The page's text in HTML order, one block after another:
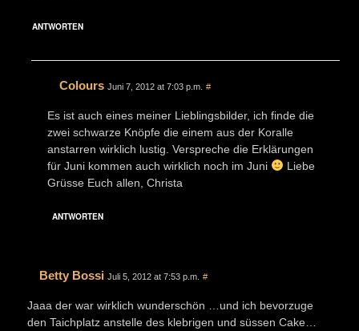
ANTWORTEN
Colours Juni 7, 2012 at 7:03 p.m. #
Es ist auch eines meiner Lieblingsbilder, ich finde die
zwei schwarze Knöpfe die einem aus der Koralle
anstarren wirklich lustig. Verspreche die Erklärungen
für Juni kommen auch wirklich noch im Juni
Liebe
Grüsse Euch allen, Christa
ANTWORTEN
Betty Bossi Juli 5, 2012 at 7:53 p.m. #
Jaaa der war wirklich wunderschön …und ich bevorzuge
den Taichplatz anstelle des klebrigen und süssen Cake…